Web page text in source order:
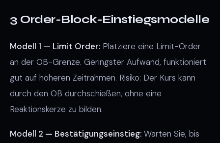
3 Order-Block-Einstiegsmodelle
Modell 1 — Limit Order: Platziere eine Limit-Order
an der OB-Grenze. Geringster Aufwand, funktioniert
gut auf höheren Zeitrahmen. Risiko: Der Kurs kann
durch den OB durchschießen, ohne eine
Reaktionskerze zu bilden.
Modell 2 — Bestätigungseinstieg: Warten Sie, bis